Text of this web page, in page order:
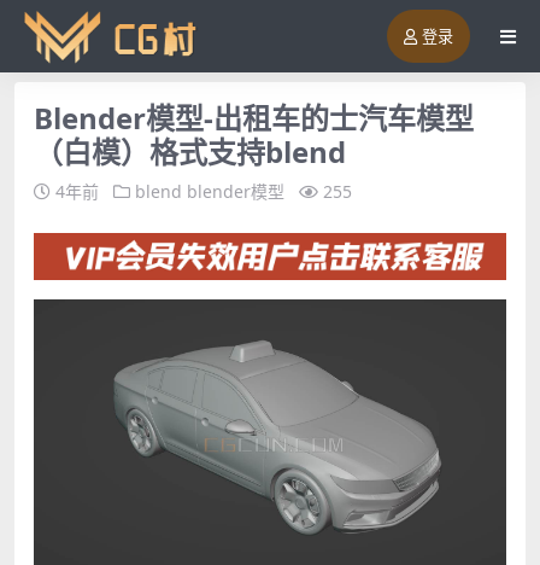
登录
Blender模型-出租车的士汽车模型
（白模）格式支持blend
4年前 blend blender模型 255